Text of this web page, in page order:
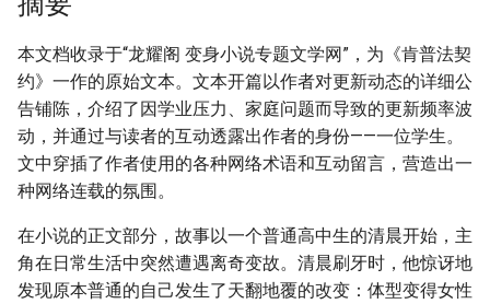
本文档收录于“龙耀阁 变身小说专题文学网”，为《肯普法契
约》一作的原始文本。文本开篇以作者对更新动态的详细公
告铺陈，介绍了因学业压力、家庭问题而导致的更新频率波
动，并通过与读者的互动透露出作者的身份——一位学生。
文中穿插了作者使用的各种网络术语和互动留言，营造出一
种网络连载的氛围。
在小说的正文部分，故事以一个普通高中生的清晨开始，主
角在日常生活中突然遭遇离奇变故。清晨刷牙时，他惊讶地
发现原本普通的自己发生了天翻地覆的改变：体型变得女性